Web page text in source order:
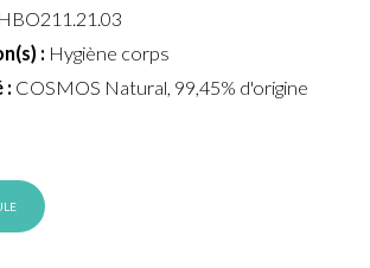
HBO211.21.03
: Hygiène corps
: COSMOS Natural, 99,45% d'origine